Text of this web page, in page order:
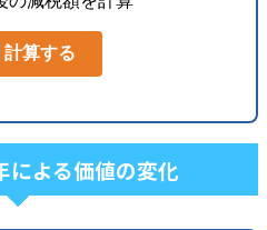
計算する
による価値の変化